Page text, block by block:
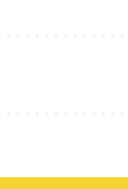
Libre